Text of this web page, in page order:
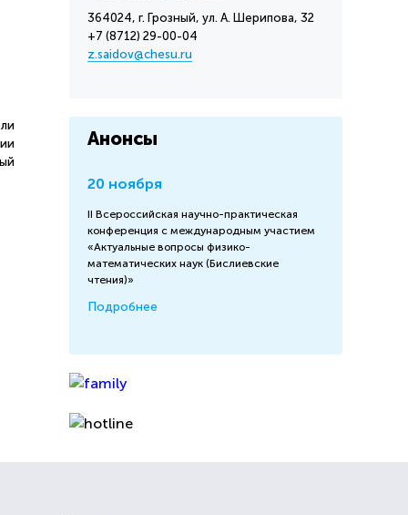
364024, г. Грозный, ул. А. Шерипова, 32
+7 (8712) 29-00-04
z.saidov@chesu.ru
Анонсы
20 ноября
II Всероссийская научно-практическая
конференция с международным участием
«Актуальные вопросы физико-
математических наук (Бислиевские
чтения)»
Подробнее